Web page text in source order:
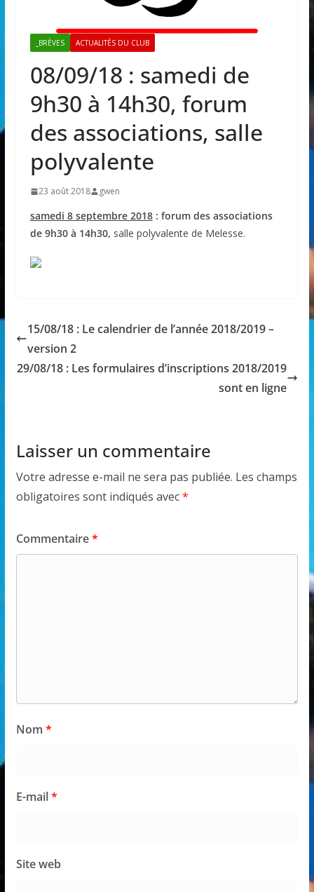
_BRÈVES ACTUALITÉS DU CLUB
08/09/18 : samedi de
9h30 à 14h30, forum
des associations, salle
polyvalente
23 août 2018 gwen
samedi 8 septembre 2018: forum des associations
de 9h30 à 14h30, salle polyvalente de Melesse.
15/08/18 : Le calendrier de l’année 2018/2019 –
version 2
29/08/18 : Les formulaires d’inscriptions 2018/2019
sont en ligne
Laisser un commentaire
Votre adresse e-mail ne sera pas publiée. Les champs
obligatoires sont indiqués avec*
Commentaire*
Nom *
E-mail*
Site web